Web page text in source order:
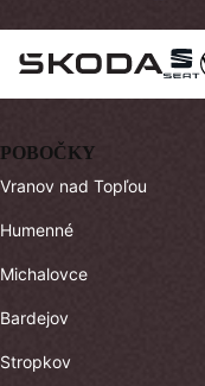
POBOČKY
Vranov nad Topľou
Humenné
Michalovce
Bardejov
Stropkov